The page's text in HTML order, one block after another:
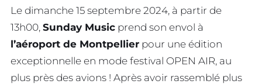
Le dimanche 15 septembre 2024, à partir de
13h00, Sunday Music prend son envol à
l’aéroport de Montpellier pour une édition
exceptionnelle en mode festival OPEN AIR, au
plus près des avions ! Après avoir rassemblé plus